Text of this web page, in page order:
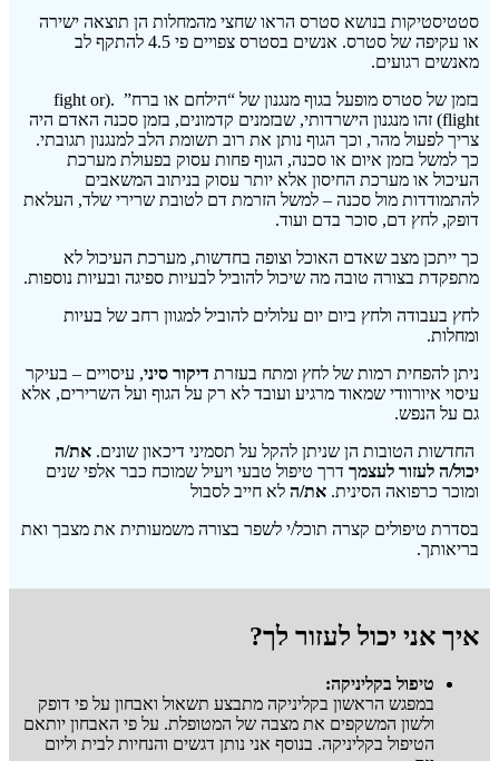
סטטיסטיקות בנושא סטרס הראו שחצי מהמחלות הן תוצאה ישירה
או עקיפה של סטרס. אנשים בסטרס צפויים פי 4.5 להתקף לב
מאנשים רגועים.
בזמן של סטרס מופעל בגוף מנגנון של “הילחם או ברח” .(fight or
flight) זהו מנגנון הישרדותי, שבזמנים קדמונים, בזמן סכנה האדם היה
צריך לפעול מהר, וכך הגוף נותן את רוב תשומת הלב למנגנון תגובתי.
כך למשל בזמן איום או סכנה, הגוף פחות עסוק בפעולת מערכת
העיכול או מערכת החיסון אלא יותר עסוק בניתוב המשאבים
להתמודדות מול סכנה – למשל הזרמת דם לטובת שרירי שלד, העלאת
דופק, לחץ דם, סוכר בדם ועוד.
כך ייתכן מצב שאדם האוכל וצופה בחדשות, מערכת העיכול לא
מתפקדת בצורה טובה מה שיכול להוביל לבעיות ספיגה ובעיות נוספות.
לחץ בעבודה ולחץ ביום יום עלולים להוביל למגוון רחב של בעיות
ומחלות.
ניתן להפחית רמות של לחץ ומתח בעזרת דיקור סיני, עיסויים – בעיקר
עיסוי איורוודי שמאוד מרגיע ועובד לא רק על הגוף ועל השרירים, אלא
גם על הנפש.
החדשות הטובות הן שניתן להקל על תסמיני דיכאון שונים. את/ה
יכול/ה לעזור לעצמך דרך טיפול טבעי ויעיל שמוכח כבר אלפי שנים
ומוכר כרפואה הסינית. את/ה לא חייב לסבול
בסדרת טיפולים קצרה תוכל/י לשפר בצורה משמעותית את מצבך ואת
בריאותך.
איך אני יכול לעזור לך?
טיפול בקליניקה:
במפגש הראשון בקליניקה מתבצע תשאול ואבחון על פי דופק
ולשון המשקפים את מצבה של המטופלת. על פי האבחון יותאם
הטיפול בקליניקה. בנוסף אני נותן דגשים והנחיות לבית וליום